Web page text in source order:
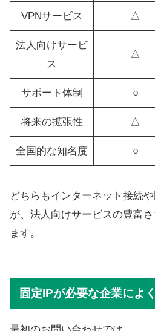
VPNサービス △
法人向けサービ
ス
△
サポート体制 ○
将来の拡張性 △
全国的な知名度 ○
どちらもインターネット接続
が、法人向けサービスの豊富
ます。
固定IPが必要な企業によ